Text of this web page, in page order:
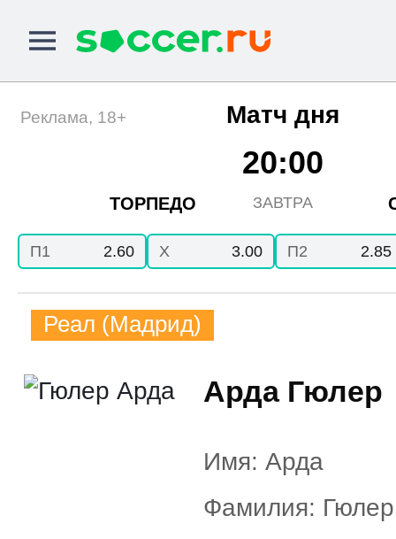
Матч дня
ТОРПЕДО
20:00
ЗАВТРА
Реклама, 18+
П1 2.60 X 3.00 П2 2.85
Реал (Мадрид)
Арда Гюлер
Имя: Арда
Фамилия: Гюлер